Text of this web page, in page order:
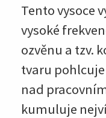
Tento vysoce
vysoké
ozvěnu a tzv.
tvaru
nad
kumuluje